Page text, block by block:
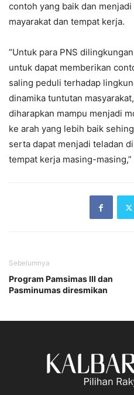
contoh yang baik dan
mayarakat dan tempat kerja.
“Untuk para PNS
untuk dapat memberikan
saling peduli terhadap
dinamika tuntutan
diharapkan mampu menjadi
ke arah yang lebih baik
serta dapat menjadi teladan
tempat kerja masing-
Sebelumnya
Program Pamsimas III dan
Pasminumas diresmikan